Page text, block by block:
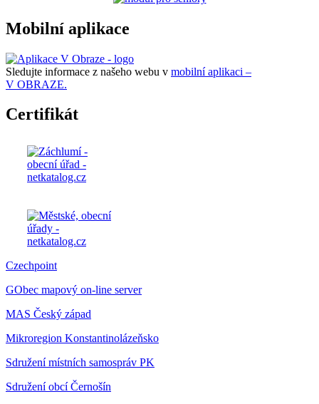
Mobilní aplikace
Sledujte informace z našeho webu v mobilní aplikaci –
V OBRAZE.
Certifikát
Czechpoint
GObec mapový on-line server
MAS Český západ
Mikroregion Konstantinolázeňsko
Sdružení místních samospráv PK
Sdružení obcí Černošín